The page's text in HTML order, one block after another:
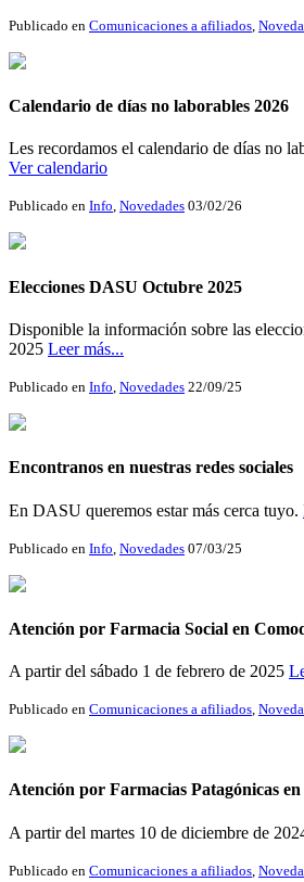
Publicado en Comunicaciones a afiliados
Calendario de días no laborables 2026
Les recordamos el calendario de días no
Ver calendario
Publicado en Info, Novedades 03/02/26
Elecciones DASU Octubre 2025
Disponible la información sobre las
2025 Leer más...
Publicado en Info, Novedades 22/09/25
Encontranos en nuestras redes sociales
En DASU queremos estar más cerca tuyo.
Publicado en Info Novedades 07/03/25
Atención por Farmacia Social en
A partir del sábado 1 de febrero de 2025
Publicado en Comunicaciones a afiliados,
Atención por Farmacias Patagónicas
A partir del martes 10 de diciembre de
Publicado en Comunicaciones a afiliados